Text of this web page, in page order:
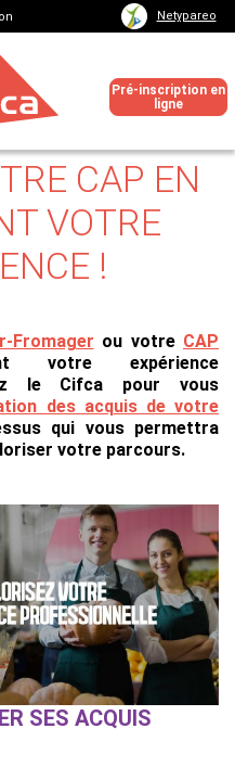
Netypareo
Pré-inscription en
ligne
CAP EN
VOTRE
!
Fromager ou votre CAP
votre expérience
le Cifca pour vous
des acquis de votre
qui vous permettra
votre parcours.
SES ACQUIS